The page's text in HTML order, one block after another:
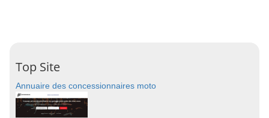
Top Site
Annuaire des concessionnaires moto